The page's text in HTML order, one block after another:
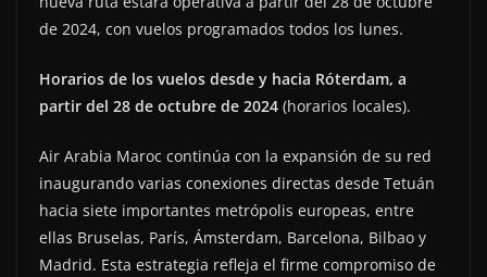
de 2024, con vuelos programados todos los lunes.
Horarios de los vuelos desde y hacia Róterdam, a
partir del 28 de octubre de 2024 (horarios locales).
Air Arabia Maroc continúa con la expansión de su red
inaugurando varias conexiones directas desde Tetuán
hacia siete importantes metrópolis europeas, entre
ellas Bruselas, París, Ámsterdam, Barcelona, Bilbao y
Madrid. Esta estrategia refleja el firme compromiso de